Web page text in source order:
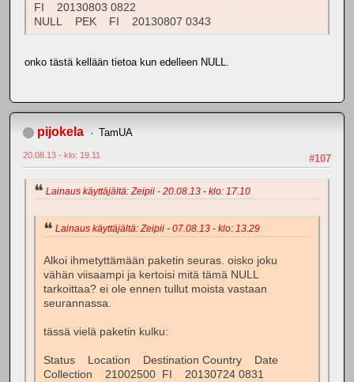
FI 20130803 0822
NULL PEK FI 20130807 0343
onko tästä kellään tietoa kun edelleen NULL.
pijokela TamUA
#107
20.08.13 - klo: 19.11
Lainaus käyttäjältä: Zeipii - 20.08.13 - klo: 17.10
Lainaus käyttäjältä: Zeipii - 07.08.13 - klo: 13.29
Alkoi ihmetyttämään paketin seuras. oisko joku
vähän viisaampi ja kertoisi mitä tämä NULL
tarkoittaa? ei ole ennen tullut moista vastaan
seurannassa.
tässä vielä paketin kulku:
Status Location Destination Country Date
Collection 21002500 FI 20130724 0831